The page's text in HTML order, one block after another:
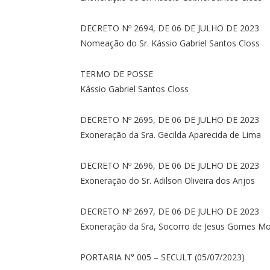
DECRETO Nº 2694, DE 06 DE JULHO DE 2023
Nomeação do Sr. Kássio Gabriel Santos Closs
TERMO DE POSSE
Kássio Gabriel Santos Closs
DECRETO Nº 2695, DE 06 DE JULHO DE 2023
Exoneração da Sra. Gecilda Aparecida de Lima
DECRETO Nº 2696, DE 06 DE JULHO DE 2023
Exoneração do Sr. Adilson Oliveira dos Anjos
DECRETO Nº 2697, DE 06 DE JULHO DE 2023
Exoneração da Sra, Socorro de Jesus Gomes
PORTARIA N° 005 – SECULT (05/07/2023)